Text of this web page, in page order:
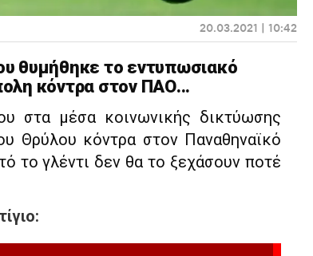
20.03.2021 | 10:42
θυμήθηκε το εντυπωσιακό
κόντρα στον ΠΑΟ...
στα μέσα κοινωνικής δικτύωσης
Θρύλου κόντρα στον Παναθηναϊκό
το γλέντι δεν θα το ξεχάσουν ποτέ